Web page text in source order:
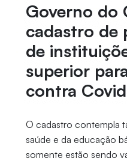
Governo do
cadastro de
de
superior
contra
O cadastro contempla
saúde e da educação
somente estão sendo